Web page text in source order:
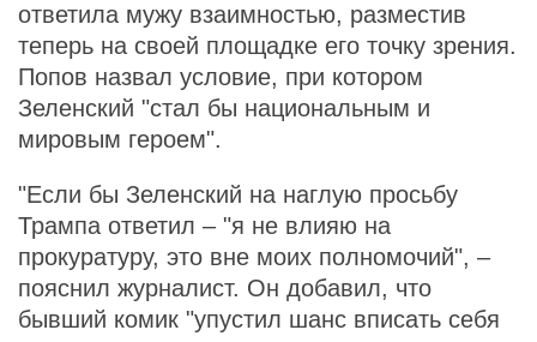
ответила мужу взаимностью, разместив
теперь на своей площадке его точку зрения.
Попов назвал условие, при котором
Зеленский "стал бы национальным и
мировым героем".
"Если бы Зеленский на наглую просьбу
Трампа ответил – "я не влияю на
прокуратуру, это вне моих полномочий", –
пояснил журналист. Он добавил, что
бывший комик "упустил шанс вписать себя